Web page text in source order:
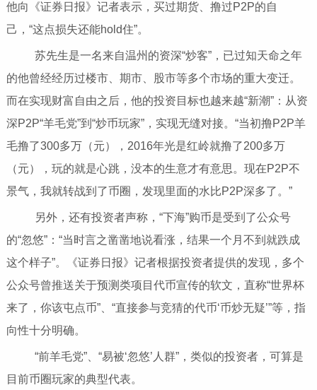
他向《证券日报》记者表示，买过期货、撸过P2P的自
己，“这点损失还能hold住”。
苏先生是一名来自温州的资深“炒客”，已过知天命之年
的他曾经经历过楼市、期市、股市等多个市场的重大变迁。
而在实现财富自由之后，他的投资目标也越来越“新潮”：从资
深P2P“羊毛党”到“炒币玩家”，实现无缝对接。“当初撸P2P羊
毛撸了300多万（元），2016年光是红岭就撸了200多万
（元），玩的就是心跳，没本的生意才有意思。现在P2P不
景气，我就转战到了币圈，发现里面的水比P2P深多了。”
另外，还有投资者声称，“下海”购币是受到了公众号
的“忽悠”：“当时言之凿凿地说看涨，结果一个月不到就跌成
这个样子”。《证券日报》记者根据投资者提供的发现，多个
公众号曾推送关于预测类项目代币宣传的软文，直称“世界杯
来了，你该屯点币”、“直接参与竞猜的代币‘币炒无疑’”等，指
向性十分明确。
“前羊毛党”、“易被‘忽悠’人群”，类似的投资者，可算是
目前币圈玩家的典型代表。